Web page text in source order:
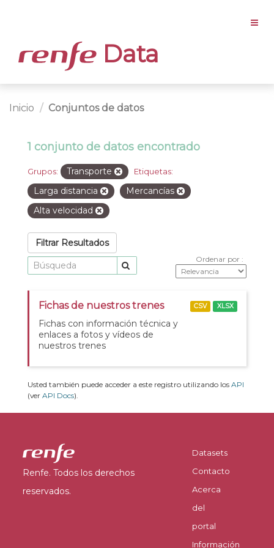
Data
Inicio Conjuntos de datos
1 conjunto de datos encontrado
Grupos: Transporte Etiquetas:
Larga distancia
Mercancías
Alta velocidad
Filtrar Resultados
Ordenar por
Fichas de nuestros trenes
Fichas con información técnica y
enlaces a fotos y vídeos de
nuestros trenes
CSV XLSX
Usted también puede acceder a este registro utilizando los API
(ver API Docs).
Renfe. Todos los derechos
reservados.
Datasets
Contacto
Acerca
del
portal
Información